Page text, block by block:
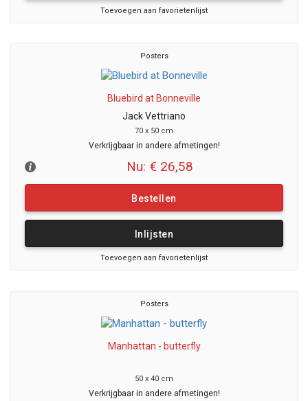
Toevoegen aan favorietenlijst
Posters
Bluebird at Bonneville
Jack Vettriano
70 x 50 cm
Verkrijgbaar in andere afmetingen!
Nu: € 26,58
Bestellen
Inlijsten
Toevoegen aan favorietenlijst
Posters
Manhattan - butterfly
50 x 40 cm
Verkrijgbaar in andere afmetingen!